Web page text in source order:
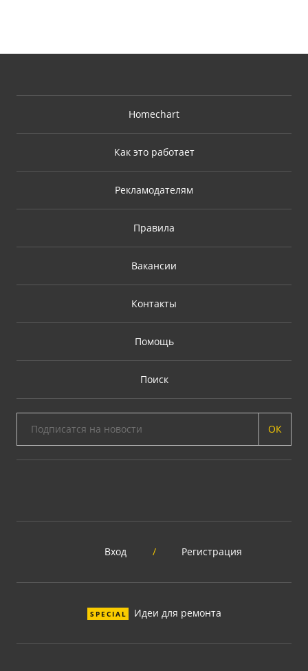
Homechart
Как это работает
Рекламодателям
Правила
Вакансии
Контакты
Помощь
Поиск
ОК
Вход / Регистрация
SPECIAL Идеи для ремонта